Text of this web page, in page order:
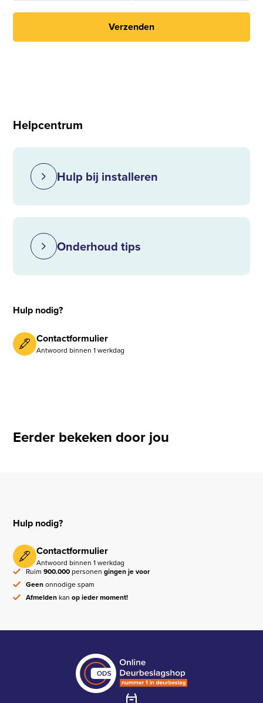
Verzenden
Helpcentrum
Hulp bij installeren
Onderhoud tips
Hulp nodig?
Contactformulier
Antwoord binnen 1 werkdag
Eerder bekeken door jou
Hulp nodig?
Contactformulier
Antwoord binnen 1 werkdag
Ruim900.000personengingen je voor
Geenonnodige spam
Afmeldenkanop ieder moment!